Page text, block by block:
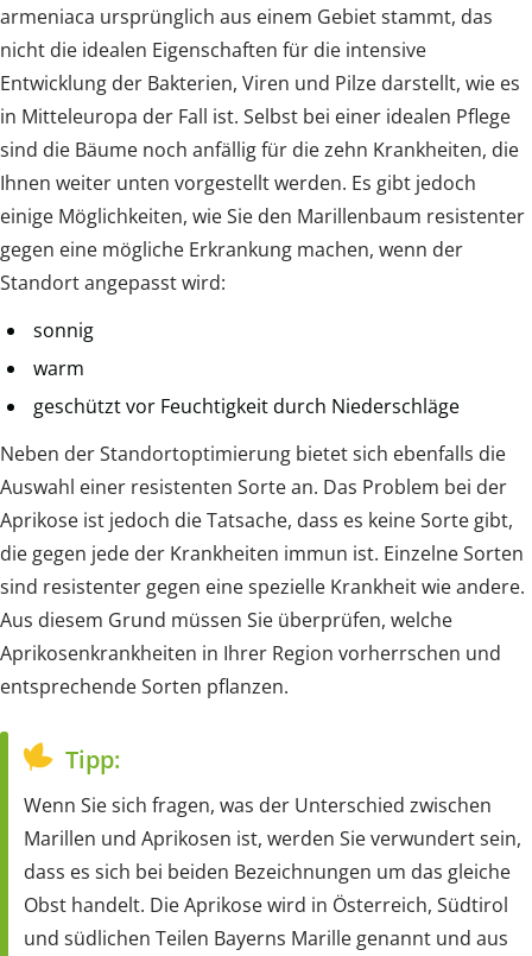
armeniaca ursprünglich aus einem Gebiet stammt, das
nicht die idealen Eigenschaften für die intensive
Entwicklung der Bakterien, Viren und Pilze darstellt, wie es
in Mitteleuropa der Fall ist. Selbst bei einer idealen Pflege
sind die Bäume noch anfällig für die zehn Krankheiten, die
Ihnen weiter unten vorgestellt werden. Es gibt jedoch
einige Möglichkeiten, wie Sie den Marillenbaum resistenter
gegen eine mögliche Erkrankung machen, wenn der
Standort angepasst wird:
sonnig
warm
geschützt vor Feuchtigkeit durch Niederschläge
Neben der Standortoptimierung bietet sich ebenfalls die
Auswahl einer resistenten Sorte an. Das Problem bei der
Aprikose ist jedoch die Tatsache, dass es keine Sorte gibt,
die gegen jede der Krankheiten immun ist. Einzelne Sorten
sind resistenter gegen eine spezielle Krankheit wie andere.
Aus diesem Grund müssen Sie überprüfen, welche
Aprikosenkrankheiten in Ihrer Region vorherrschen und
entsprechende Sorten pflanzen.
Tipp:
Wenn Sie sich fragen, was der Unterschied zwischen
Marillen und Aprikosen ist, werden Sie verwundert sein,
dass es sich bei beiden Bezeichnungen um das gleiche
Obst handelt. Die Aprikose wird in Österreich, Südtirol
und südlichen Teilen Bayerns Marille genannt und aus